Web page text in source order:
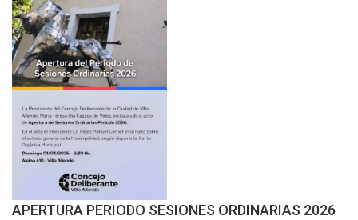
APERTURA PERIODO SESIONES ORDINARIAS 2026